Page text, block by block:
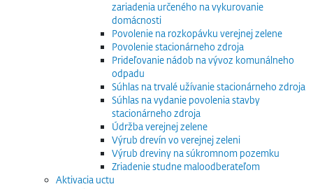
zariadenia určeného na vykurovanie
domácnosti
Povolenie na rozkopávku verejnej zelene
Povolenie stacionárneho zdroja
Prideľovanie nádob na vývoz komunálneho
odpadu
Súhlas na trvalé užívanie stacionárneho zdroja
Súhlas na vydanie povolenia stavby
stacionárneho zdroja
Údržba verejnej zelene
Výrub drevín vo verejnej zeleni
Výrub dreviny na súkromnom pozemku
Zriadenie studne maloodberateľom
Aktivacia uctu